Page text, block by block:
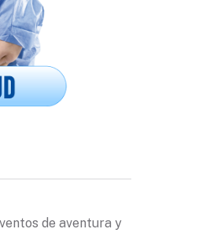
de aventura y